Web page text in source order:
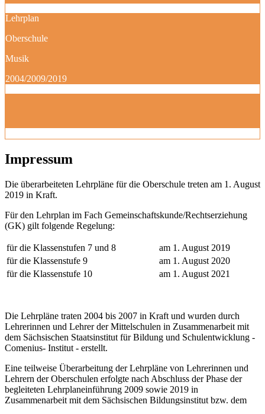
Lehrplan
Oberschule
Musik
2004/2009/2019
Impressum
Die überarbeiteten Lehrpläne für die Oberschule treten am 1. August
2019 in Kraft.
Für den Lehrplan im Fach Gemeinschaftskunde/Rechtserziehung
(GK) gilt folgende Regelung:
für die Klassenstufen 7 und 8
am 1. August 2019
für die Klassenstufe 9
am 1. August 2020
für die Klassenstufe 10
am 1. August 2021
Die Lehrpläne traten 2004 bis 2007 in Kraft und wurden durch
Lehrerinnen und Lehrer der Mittelschulen in Zusammenarbeit mit
dem Sächsischen Staatsinstitut für Bildung und Schulentwicklung -
Comenius- Institut - erstellt.
Eine teilweise Überarbeitung der Lehrpläne von Lehrerinnen und
Lehrern der Oberschulen erfolgte nach Abschluss der Phase der
begleiteten Lehrplaneinführung 2009 sowie 2019 in
Zusammenarbeit mit dem Sächsischen Bildungsinstitut bzw. dem